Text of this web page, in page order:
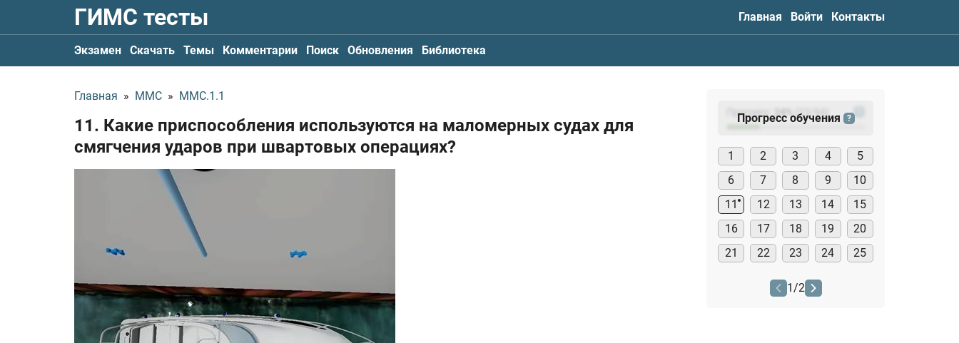
ГИМС тесты Главная Войти Контакты
Экзамен Скачать Темы Комментарии Поиск Обновления Библиотека
Главная » ММС » ММС.1.1
11. Какие приспособления используются на маломерных судах для
смягчения ударов при швартовых операциях?
Прогресс: (23
Прогресс обучения ?
1 2 3 4
5
6
7 8 9
10
11
12 13 14
15
16
17 18 19
20
21
22 23 24 25
1/2